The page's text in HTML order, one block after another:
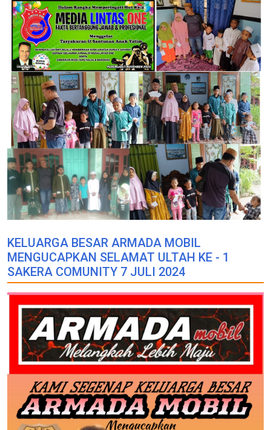
KELUARGA BESAR ARMADA MOBIL
MENGUCAPKAN SELAMAT ULTAH KE - 1
SAKERA COMUNITY 7 JULI 2024